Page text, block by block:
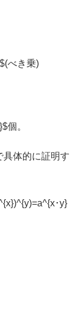
べき乗)
個。
具体的に証明す
･y}